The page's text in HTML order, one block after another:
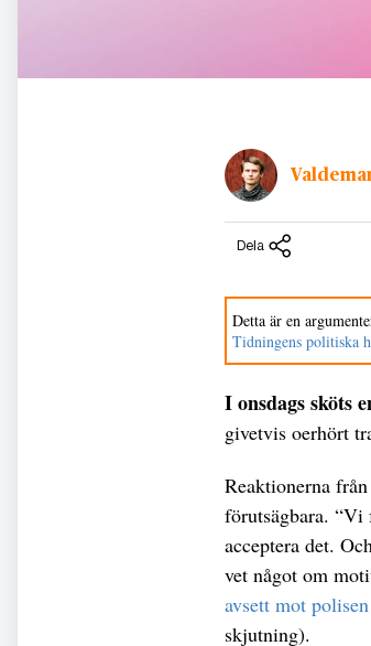
Dela
Detta är en
Tidningens politiska
I onsdags sköts
givetvis oerhört
Reaktionerna
förutsägbara. “Vi
acceptera det.
vet något om
avsett mot polisen
skjutning).